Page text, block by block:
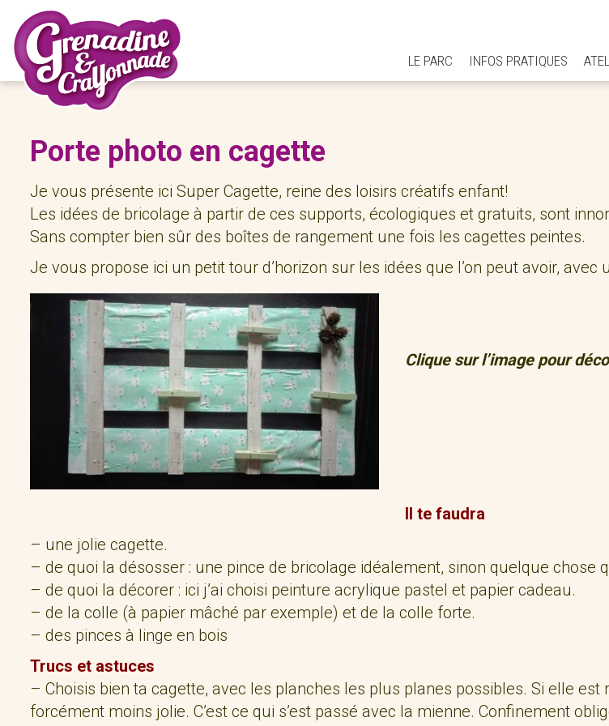
LE PARC INFOS PRATIQUES
Porte photo en cagette
Je vous présente ici Super Cagette, reine des loisirs créatifs enfant!
Les idées de bricolage à partir de ces supports, écologiques et gratuits, sont
Sans compter bien sûr des boîtes de rangement une fois les cagettes peintes.
Je vous propose ici un petit tour d’horizon sur les idées que l’on peut avoir,
Clique sur l’image pour
Il te faudra
– une jolie cagette.
– de quoi la désosser : une pince de bricolage idéalement, sinon quelque chose
– de quoi la décorer : ici j’ai choisi peinture acrylique pastel et papier cadeau.
– de la colle (à papier mâché par exemple) et de la colle forte.
– des pinces à linge en bois
Trucs et astuces
– Choisis bien ta cagette, avec les planches les plus planes possibles. Si elle
forcément moins jolie. C’est ce qui s’est passé avec la mienne. Confinement